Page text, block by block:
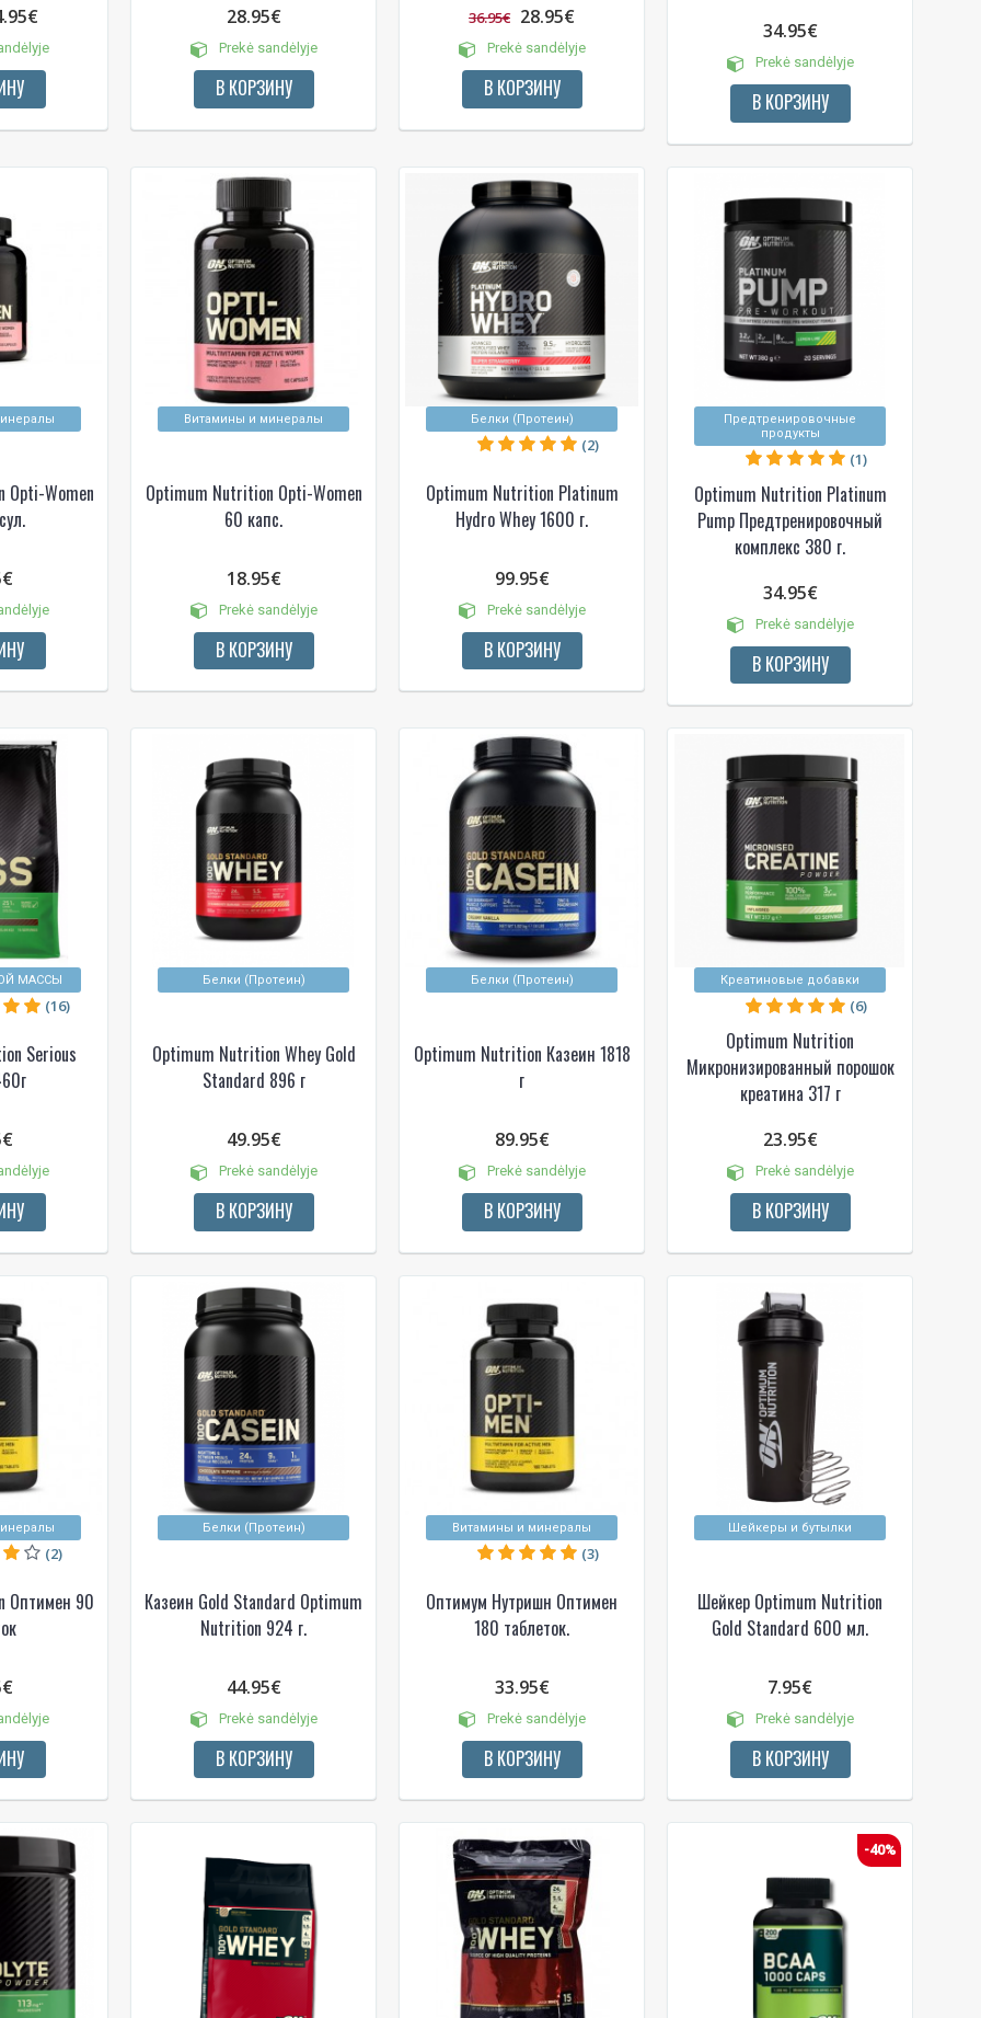
28.95€
Prekė sandėlyje
В КОРЗИНУ
36.95€ 28.95€
Prekė sandėlyje
В КОРЗИНУ
34.95€
Prekė sandėlyje
В КОРЗИНУ
Opti-Women
Витамины и минералы
Optimum Nutrition Opti-Women
60 капс.
18.95€
Prekė sandėlyje
В КОРЗИНУ
Белки (Протеин)
Optimum Nutrition Platinum
Hydro Whey 1600 г.
(2)
99.95€
Prekė sandėlyje
В КОРЗИНУ
Предтренировочные
продукты
Optimum Nutrition Platinum
Pump Предтренировочный
комплекс 380 г.
(1)
34.95€
Prekė sandėlyje
В КОРЗИНУ
МАССЫ
Serious
(16)
Белки (Протеин)
Optimum Nutrition Whey Gold
Standard 896 г
49.95€
Prekė sandėlyje
В КОРЗИНУ
Белки (Протеин)
Optimum Nutrition Казеин 1818
г
89.95€
Prekė sandėlyje
В КОРЗИНУ
Креатиновые добавки
Optimum Nutrition
Микронизированный порошок
креатина 317 г
(6)
23.95€
Prekė sandėlyje
В КОРЗИНУ
Оптимен 90
(2)
Белки (Протеин)
Казеин Gold Standard Optimum
Nutrition 924 г.
44.95€
Prekė sandėlyje
В КОРЗИНУ
Витамины и минералы
Оптимум Нутришн Оптимен
180 таблеток.
(3)
33.95€
Prekė sandėlyje
В КОРЗИНУ
Шейкеры и бутылки
Шейкер Optimum Nutrition
Gold Standard 600 мл.
7.95€
Prekė sandėlyje
В КОРЗИНУ
-40%